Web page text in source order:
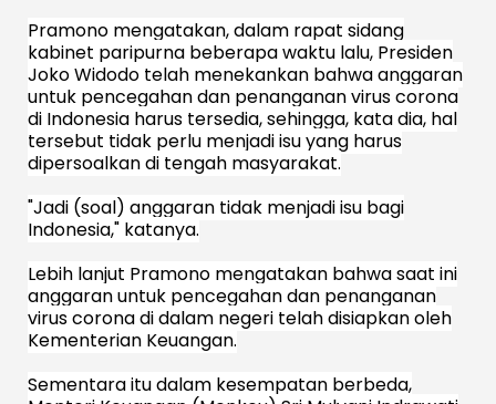
Pramono mengatakan, dalam rapat sidang
kabinet paripurna beberapa waktu lalu, Presiden
Joko Widodo telah menekankan bahwa anggaran
untuk pencegahan dan penanganan virus corona
di Indonesia harus tersedia, sehingga, kata dia, hal
tersebut tidak perlu menjadi isu yang harus
dipersoalkan di tengah masyarakat.
"Jadi (soal) anggaran tidak menjadi isu bagi
Indonesia," katanya.
Lebih lanjut Pramono mengatakan bahwa saat ini
anggaran untuk pencegahan dan penanganan
virus corona di dalam negeri telah disiapkan oleh
Kementerian Keuangan.
Sementara itu dalam kesempatan berbeda,